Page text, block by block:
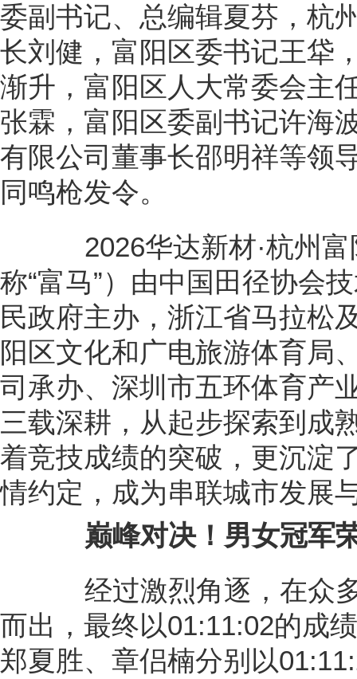
委副书记、总编辑夏芬，杭
长刘健，富阳区委书记王牮
渐升，富阳区人大常委会主
张霖，富阳区委副书记许海
有限公司董事长邵明祥等领
同鸣枪发令。
2026华达新材·杭州富
称“富马”）由中国田径协会
民政府主办，浙江省马拉松
阳区文化和广电旅游体育局
司承办、深圳市五环体育产
三载深耕，从起步探索到成
着竞技成绩的突破，更沉淀
情约定，成为串联城市发展
巅峰对决！男女冠军
经过激烈角逐，在众多
而出，最终以01:11:02的成
郑夏胜、章侣楠分别以